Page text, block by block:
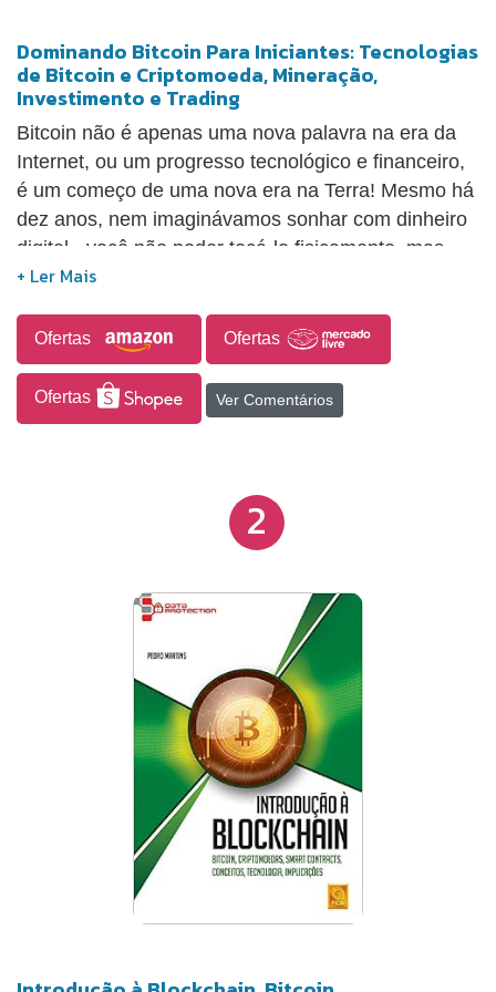
Dominando Bitcoin Para Iniciantes: Tecnologias
de Bitcoin e Criptomoeda, Mineração,
Investimento e Trading
Bitcoin não é apenas uma nova palavra na era da
Internet, ou um progresso tecnológico e financeiro,
é um começo de uma nova era na Terra! Mesmo há
dez anos, nem imaginávamos sonhar com dinheiro
digital - você não poder tocá-lo fisicamente, mas
poder possuí-lo e gastá-lo. Hoje isto é uma
inteiro como uma onda enorme, mais e mais
pessoas interessadas neste "Ouro Digital". Nos
últimos anos, o Bitcoin passou de algo conhecido
apenas por alguns nerds de tecnologia a uma
dinheiro. Você, sem dúvida, vê pagamentos por
Bitcoin aceitos em todos os tipos de lugares agora,
procedimento bastante complicado encontrar
lugares que permitiam pagar em Bitcoin. Enfim,
para administrar o mundo, você precisa saber tudo.
Não podemos garantir que você saiba TUDO a
partir deste livro, mas podemos garantir que você
terá a noção de uma nova moeda - Bitcoin. - O que
é isso? - De onde veio? - Como utilizar? - É
realmente apenas dinheiro falso na Internet, criado
por traficantes de drogas? É exatamente isso que
responderemos neste livro. Abordaremos tudo o
que você precisa saber para começar com Bitcoin: -
entender as transações Blockchain e Bitcoin, - onde
Ofertas Ofertas
Ofertas Ver Comentários
2